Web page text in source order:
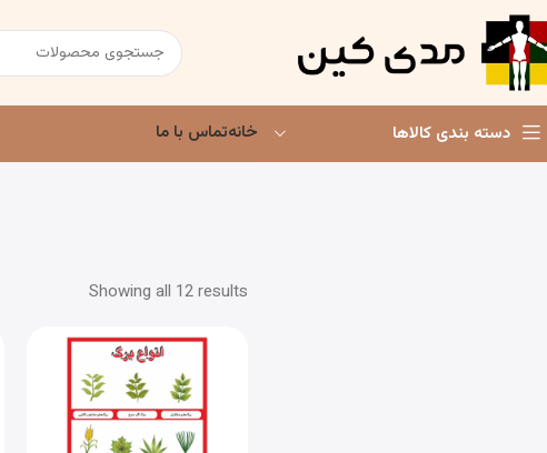
دسته بندی کالاها خانهتماس با ما
Showing all 12 results